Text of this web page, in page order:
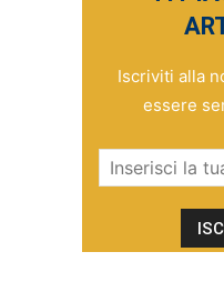
Iscriviti alla
essere